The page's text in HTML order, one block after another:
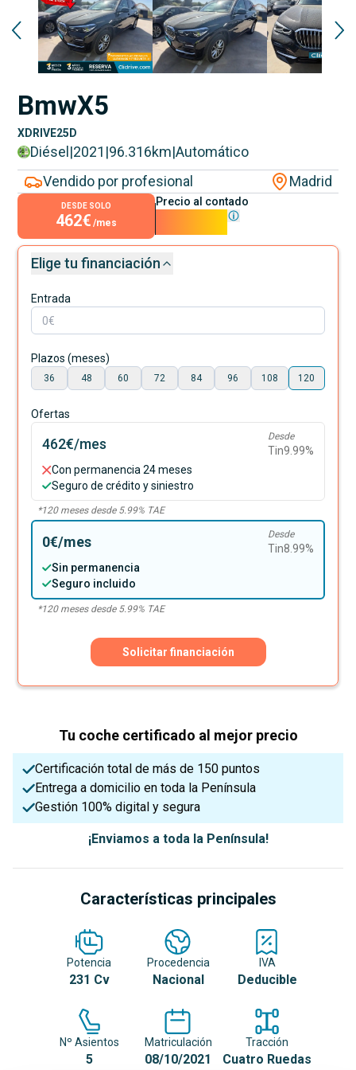
BmwX5
XDRIVE25D
Diésel |2021 |96.316km|Automático
Vendido por profesional
Madrid
DESDE SOLO
462€ /mes
Precio al contado
Elige tu financiación
Entrada
Plazos (meses)
36 48 60 72 84 96 108 120
Ofertas
462€/mes Desde
Tin9.99%
Con permanencia 24 meses
Seguro de crédito y siniestro
*120meses desde 5.99% TAE
0€/mes Desde
Tin8.99%
Sin permanencia
Seguro incluido
*120meses desde 5.99% TAE
Solicitar financiación
Tu coche certificado al mejor precio
Certificación total de más de 150 puntos
Entrega a domicilio en toda la Península
Gestión 100% digital y segura
¡Enviamos a toda la Península!
Características principales
Potencia
231 Cv
Procedencia
Nacional
IVA
Deducible
Nº Asientos
5
Matriculación
08/10/2021
Tracción
Cuatro Ruedas